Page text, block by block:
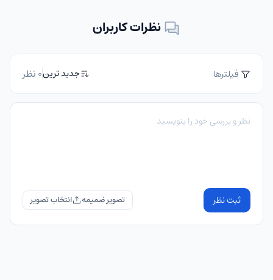
نظرات کاربران
فیلترها جدید ترین0 نظر
ثبت نظر تصویر ضمیمه